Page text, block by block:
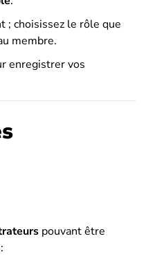
; choisissez le rôle que
membre.
enregistrer vos
pouvant être